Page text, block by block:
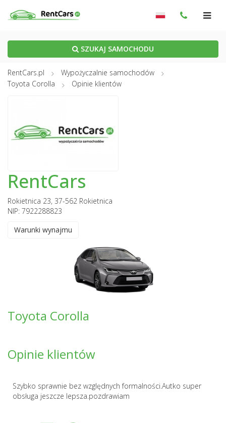
SZUKAJ SAMOCHODU
RentCars.pl
Wypożyczalnie samochodów
Toyota Corolla
Opinie klientów
RentCars
Rokietnica 23, 37-562 Rokietnica
NIP: 7922288823
Warunki wynajmu
Toyota Corolla
Opinie klientów
Szybko sprawnie bez względnych formalności.Autko super
obsługa jeszcze lepsza.pozdrawiam